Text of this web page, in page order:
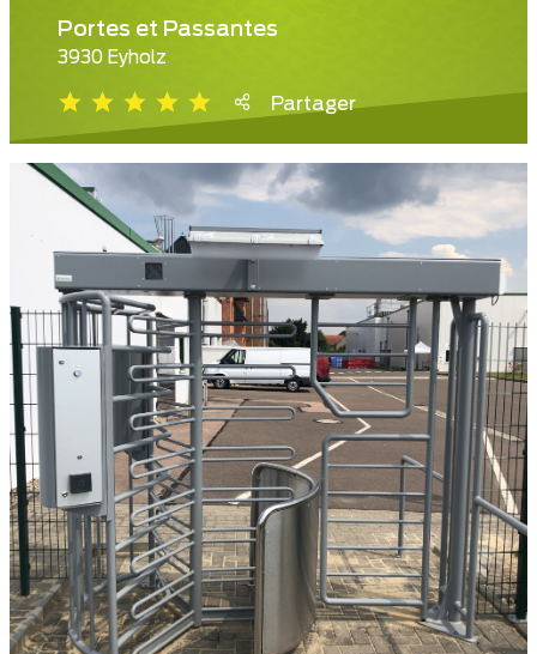
Portes et Passantes
3930 Eyholz
Partager